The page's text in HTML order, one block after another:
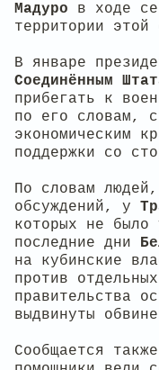
Мадуро в ходе
территории этой
В январе
Соединённым
прибегать к
по его словам,
экономическим
поддержки со
По словам
обсуждений, у
которых не было
последние дни
на кубинские
против
правительства
выдвинуты
Сообщается